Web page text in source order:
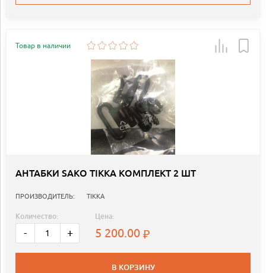
Товар в наличии
АНТАБКИ SAKO TIKKA КОМПЛЕКТ 2 ШТ
ПРОИЗВОДИТЕЛЬ: TIKKA
Количество:
- +
Цена:
5 200.00
В КОРЗИНУ